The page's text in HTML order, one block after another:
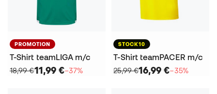
PROMOTION
T-Shirt teamLIGA m/c
18,99 €11,99 €−37%
STOCK10
T-Shirt teamPACER m/c
25,99 €16,99 €−35%